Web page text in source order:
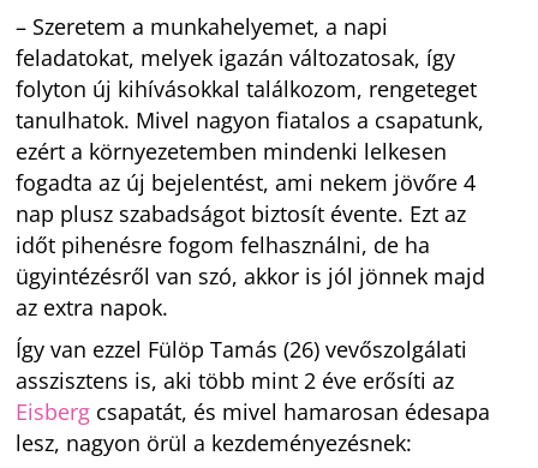
– Szeretem a munkahelyemet, a napi
feladatokat, melyek igazán változatosak, így
folyton új kihívásokkal találkozom, rengeteget
tanulhatok. Mivel nagyon fiatalos a csapatunk,
ezért a környezetemben mindenki lelkesen
fogadta az új bejelentést, ami nekem jövőre 4
nap plusz szabadságot biztosít évente. Ezt az
időt pihenésre fogom felhasználni, de ha
ügyintézésről van szó, akkor is jól jönnek majd
az extra napok.
Így van ezzel Fülöp Tamás (26) vevőszolgálati
asszisztens is, aki több mint 2 éve erősíti az
Eisberg csapatát, és mivel hamarosan édesapa
lesz, nagyon örül a kezdeményezésnek: